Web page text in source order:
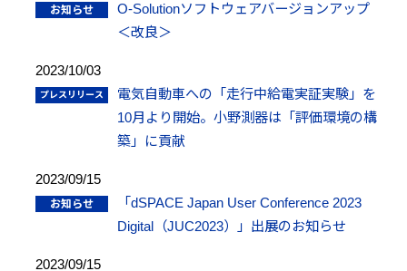
O-Solutionソフトウェアバージョンアップ
＜改良＞
2023/10/03
電気自動車への「走行中給電実証実験」を
10月より開始。小野測器は「評価環境の構
築」に貢献
2023/09/15
「dSPACE Japan User Conference 2023
Digital（JUC2023）」出展のお知らせ
2023/09/15